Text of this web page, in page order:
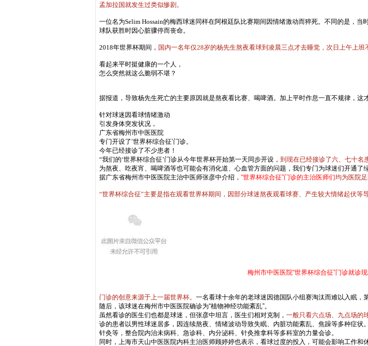
孟加拉国就发生过类似惨剧。
一位名为Selim Hossain的梅西球迷同样在阿根廷队比赛期间因情绪激动而猝死。不同的是，
球队获胜时因心脏骤停而丧命。
2018年世界杯期间， 国内一名年仅28岁的杨先生熬夜看球到凌晨三点才去睡觉，次日上午上班
看起来平时挺健康的一个人，
怎么突然就这么脆弱不堪？
据报道，导致杨先生死亡的主要原因就是熬夜看比赛、喝啤酒。加上平时作息一直不规律，这
针对球迷因看球情绪激动
引发身体突发状况，
广东省梅州市中医医院
专门开设了‘世界杯综合征’门诊。
今年已经接诊了不少患者！
“我们的‘世界杯综合征’门诊从今年世界杯开始第一天同步开设， 到现在已经接诊了六、七十名
为熬夜、吃夜宵、喝啤酒等也可能会有消化道、心血管方面的问题，我们专门为球迷们开通了
据广东省梅州市中医医院主治中医师张彦中介绍， “世界杯综合征”门诊的主治医师们均为医院
“世界杯综合征”主要是指在观看世界杯期间，因部分球迷熬夜观看球赛、产生较大情绪起伏等
梅州市中医医院“世界杯综合征”门诊就诊
门诊的创意来源于上一届世界杯。 一名看球十余年的老球迷因德国队小组赛淘汰而难以入眠，
随后，该球迷在梅州市中医医院确诊为“植物神经功能紊乱”。
虽然看诊的医生们也都是球迷，但张彦中坦言，医生们相对克制， 一般只看六点场、九点场的
诊的患者以男性球迷居多， 因连续熬夜、情绪波动导致失眠、内脏功能紊乱、焦躁等多种症状。
针灸等，整合院内治未病科、急诊科、内分泌科、针灸推拿科等多科室的力量会诊。
同时，上海市天山中医医院内科主治医师顾婷婷也表示，看球过度的投入，可能会影响工作和